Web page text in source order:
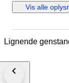
Excellent Condition
great condition,
interior is in
With: -
Vis alle
Lignende